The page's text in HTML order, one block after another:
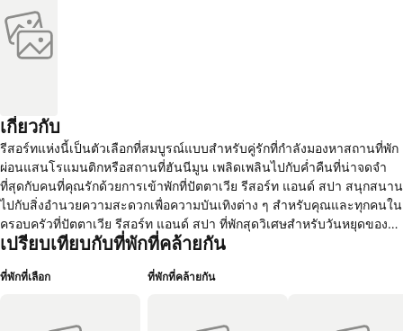
เกี่ยวกับ
รีสอร์ทแห่งนี้เป็นตัวเลือกที่สมบูรณ์แบบสำหรับคู่รักที่กำลังมองหาสถานที่พัก
ผ่อนแสนโรแมนติกหรือสถานที่ฮันนีมูน เพลิดเพลินไปกับค่ำคืนที่น่าจดจำ
ที่สุดกับคนที่คุณรักด้วยการเข้าพักที่ปัตตาเวีย รีสอร์ท แอนด์ สปา สนุกสนาน
ไปกับสิ่งอำนวยความสะดวกเพื่อความบันเทิงต่าง ๆ สำหรับคุณและทุกคนใน
ครอบครัวที่ปัตตาเวีย รีสอร์ท แอนด์ สปา ที่พักสุดวิเศษสำหรับวันหยุดของ
ครอบครัวคุณ รีสอร์ทแห่งนี้เป็นจุดที่ดีที่สุดสำหรับคุณที่ต้องการพักผ่อนอย่าง
ลืมเลือนด้วยบริการพิเศษพร้อมสิ่งอำนวยความสะดวกครบครันเพื่อตอบ
เปรียบเทียบกับที่พักที่คล้ายกัน
ที่พักที่เลือก ที่พักที่คล้ายกัน